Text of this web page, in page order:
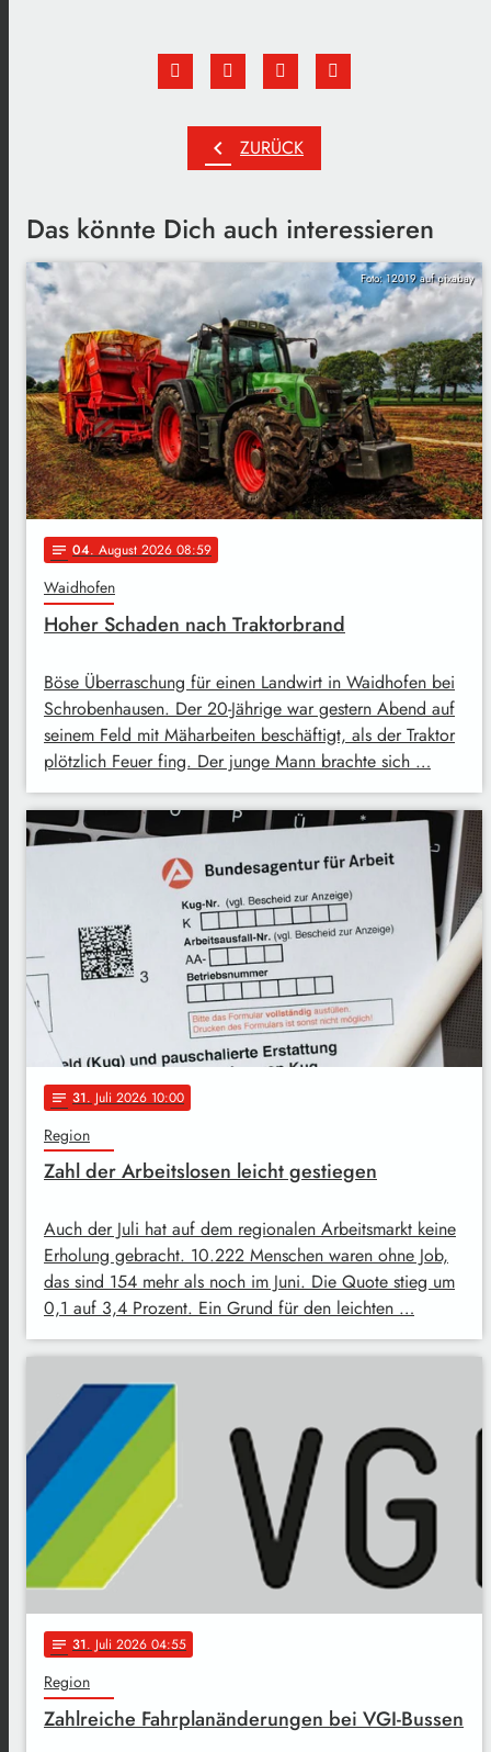
chevron_left ZURÜCK
Das könnte Dich auch interessieren
Foto: 12019 auf pixabay
notes 04. August 2026 08:59
Waidhofen
Hoher Schaden nach Traktorbrand
Böse Überraschung für einen Landwirt in Waidhofen bei
Schrobenhausen. Der 20-Jährige war gestern Abend auf
seinem Feld mit Mäharbeiten beschäftigt, als der Traktor
plötzlich Feuer fing. Der junge Mann brachte sich …
notes 31. Juli 2026 10:00
Region
Zahl der Arbeitslosen leicht gestiegen
Auch der Juli hat auf dem regionalen Arbeitsmarkt keine
Erholung gebracht. 10.222 Menschen waren ohne Job,
das sind 154 mehr als noch im Juni. Die Quote stieg um
0,1 auf 3,4 Prozent. Ein Grund für den leichten …
notes 31. Juli 2026 04:55
Region
Zahlreiche Fahrplanänderungen bei VGI-Bussen